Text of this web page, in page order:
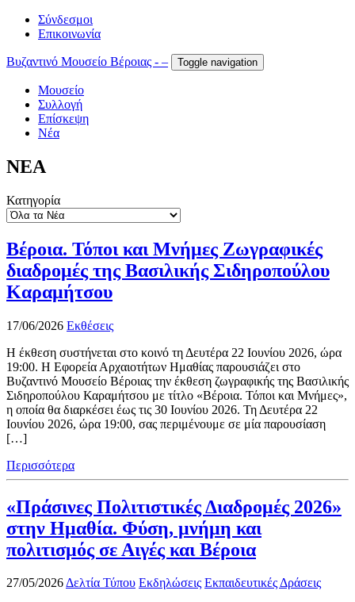
Σύνδεσμοι
Επικοινωνία
Βυζαντινό Μουσείο Βέροιας - – Toggle navigation
Μουσείο
Συλλογή
Επίσκεψη
Νέα
ΝΕΑ
Κατηγορία
Βέροια. Τόποι και Μνήμες Ζωγραφικές
διαδρομές της Βασιλικής Σιδηροπούλου
Καραμήτσου
17/06/2026 Εκθέσεις
Η έκθεση συστήνεται στο κοινό τη Δευτέρα 22 Ιουνίου 2026, ώρα
19:00. Η Εφορεία Αρχαιοτήτων Ημαθίας παρουσιάζει στο
Βυζαντινό Μουσείο Βέροιας την έκθεση ζωγραφικής της Βασιλικής
Σιδηροπούλου Καραμήτσου με τίτλο «Βέροια. Τόποι και Μνήμες»,
η οποία θα διαρκέσει έως τις 30 Ιουνίου 2026. Τη Δευτέρα 22
Ιουνίου 2026, ώρα 19:00, σας περιμένουμε σε μία παρουσίαση
[…]
Περισσότερα
«Πράσινες Πολιτιστικές Διαδρομές 2026»
στην Ημαθία. Φύση, μνήμη και
πολιτισμός σε Αιγές και Βέροια
27/05/2026Δελτία Τύπου Εκδηλώσεις Εκπαιδευτικές Δράσεις